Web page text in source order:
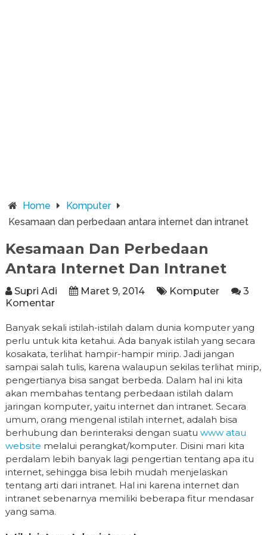
Home
Komputer
Kesamaan dan perbedaan antara internet dan intranet
Kesamaan Dan Perbedaan
Antara Internet Dan Intranet
Supri Adi Maret 9, 2014 Komputer
3
Komentar
Banyak sekali istilah-istilah dalam dunia komputer yang
perlu untuk kita ketahui. Ada banyak istilah yang secara
kosakata, terlihat hampir-hampir mirip. Jadi jangan
sampai salah tulis, karena walaupun sekilas terlihat mirip,
pengertianya bisa sangat berbeda. Dalam hal ini kita
akan membahas tentang perbedaan istilah dalam
jaringan komputer, yaitu internet dan intranet. Secara
umum, orang mengenal istilah internet, adalah bisa
berhubung dan berinteraksi dengan suatu www atau
website melalui perangkat/komputer. Disini mari kita
perdalam lebih banyak lagi pengertian tentang apa itu
internet, sehingga bisa lebih mudah menjelaskan
tentang arti dari intranet. Hal ini karena internet dan
intranet sebenarnya memiliki beberapa fitur mendasar
yang sama.